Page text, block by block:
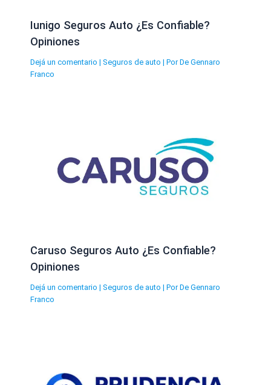
Iunigo Seguros Auto ¿Es Confiable?
Opiniones
Dejá un comentario | Seguros de auto | Por De Gennaro
Franco
Caruso Seguros Auto ¿Es Confiable?
Opiniones
Dejá un comentario | Seguros de auto | Por De Gennaro
Franco